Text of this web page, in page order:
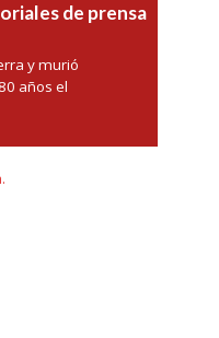
de prensa
y murió
años el